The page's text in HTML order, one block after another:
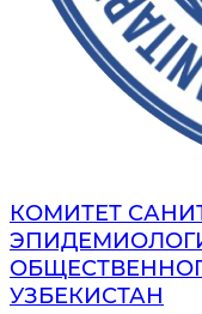
КОМИТЕТ
УЗБЕКИСТАН